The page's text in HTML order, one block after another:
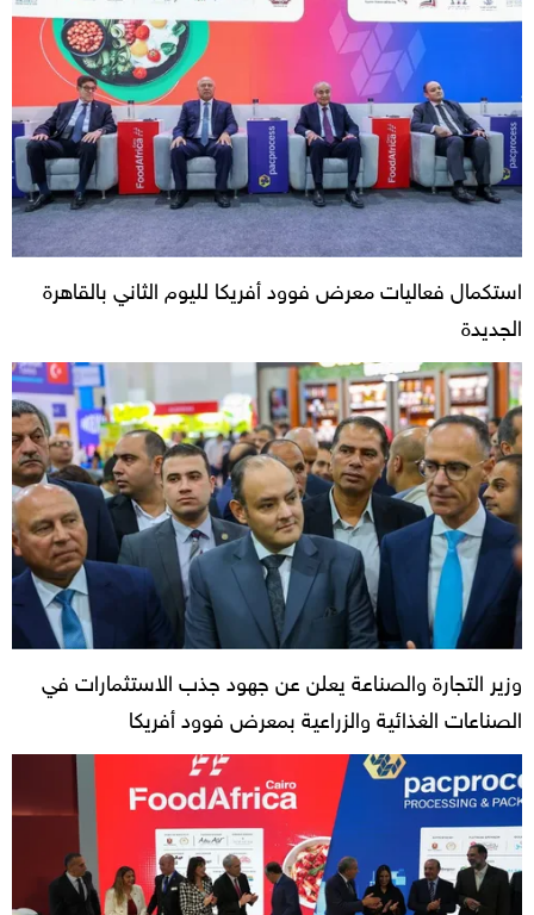
استكمال فعاليات معرض فوود أفريكا لليوم الثاني بالقاهرة
الجديدة
وزير التجارة والصناعة يعلن عن جهود جذب الاستثمارات في
الصناعات الغذائية والزراعية بمعرض فوود أفريكا